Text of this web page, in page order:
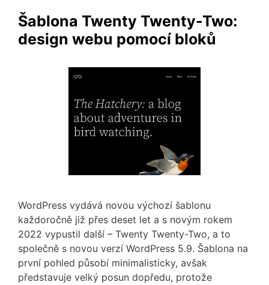
Šablona Twenty Twenty-Two:
design webu pomocí bloků
WordPress vydává novou výchozí šablonu
každoročně již přes deset let a s novým rokem
2022 vypustil další – Twenty Twenty-Two, a to
společně s novou verzí WordPress 5.9. Šablona na
první pohled působí minimalisticky, avšak
představuje velký posun dopředu, protože